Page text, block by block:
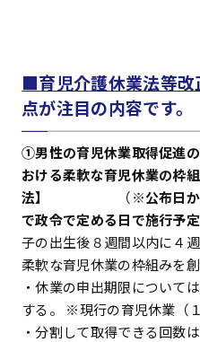
■育児介護休業法等改
点が注目の内容です。
①男性の育児休業取得促進
おける柔軟な育児休業の枠
法】
（※公布日
で政令で定める日で施行予定
子の出生後８週間以内に４
柔軟な育児休業の枠組みを創
・休業の申出期限について
する。 ※現行の育児休業（
・分割して取得できる回数